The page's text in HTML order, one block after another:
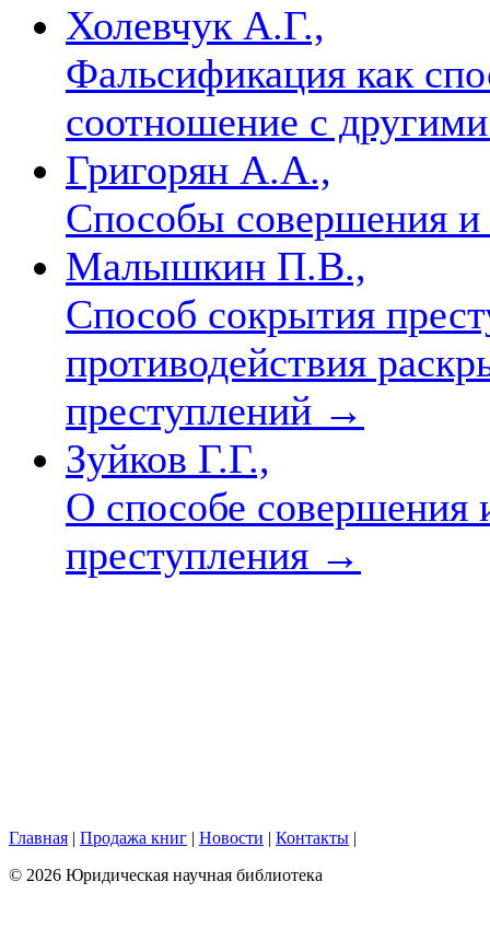
Холевчук А.Г.,
Фальсификация как
соотношение с
Григорян А.А.,
Способы совершения
Малышкин П.В.,
Способ сокрытия
противодействия
преступлений →
Зуйков Г.Г.,
О способе совершения
преступления →
Главная | Продажа книг | Новости | Контакты |
© 2026 Юридическая научная библиотека